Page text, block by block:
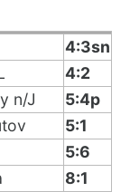
4:3sn
4:2
n/J
5:4p
5:1
5:6
8:1